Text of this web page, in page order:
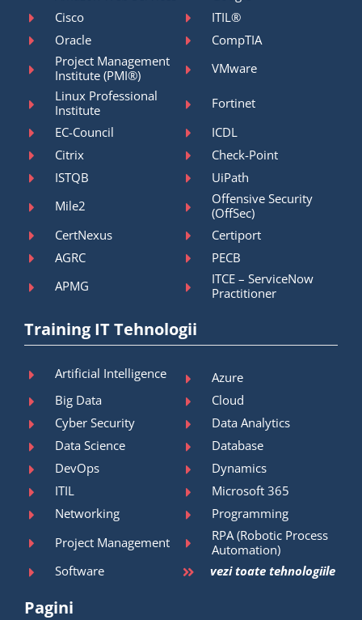
Cisco
ITIL®
Oracle
CompTIA
Project Management
Institute (PMI®)
VMware
Linux Professional
Institute
Fortinet
EC-Council
ICDL
Citrix
Check-Point
ISTQB
UiPath
Mile2
Offensive Security
(OffSec)
CertNexus
Certiport
AGRC
PECB
APMG
ITCE – ServiceNow
Practitioner
Training IT Tehnologii
Artificial Intelligence
Azure
Big Data
Cloud
Cyber Security
Data Analytics
Data Science
Database
DevOps
Dynamics
ITIL
Microsoft 365
Networking
Programming
Project Management
RPA (Robotic Process
Automation)
Software
vezi toate tehnologiile
Pagini